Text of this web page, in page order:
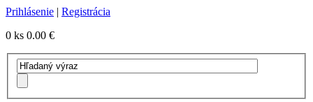
Prihlásenie | Registrácia
0 ks 0.00 €